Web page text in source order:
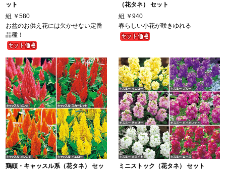
ット
組 ￥580
お盆のお供え花には欠かせない定番
品種！
（花タネ） セット
組 ￥940
春らしい小花が咲きゆれる
鶏頭・キャッスル系（花タネ） セッ
ミニストック（花タネ） セット